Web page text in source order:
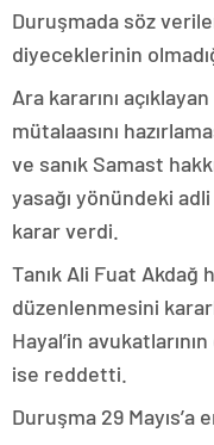
Duruşmada söz
diyeceklerinin
Ara kararını
mütalaasını
ve sanık Samast
yasağı yönündeki
karar verdi.
Tanık Ali Fuat Akdağ
düzenlenmesini
Hayal’in
ise reddetti.
Duruşma 29 Mayıs’a